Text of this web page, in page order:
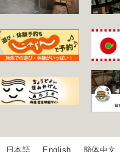
日本語 English 簡体中文